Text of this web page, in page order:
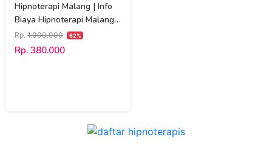
Hipnoterapi Malang | Info
Biaya Hipnoterapi Malang
085804444474
Rp. 1.000.000 62%
Rp. 380.000